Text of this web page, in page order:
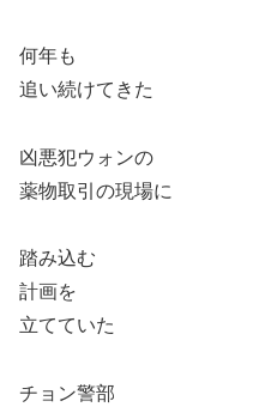
何年も
追い続けてきた
凶悪犯ウォンの
薬物取引の現場に
踏み込む
計画を
立てていた
チョン警部